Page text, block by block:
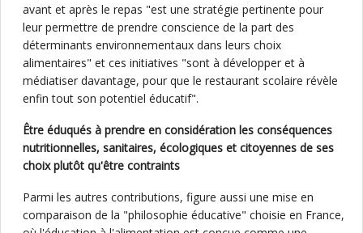
avant et après le repas "est une stratégie pertinente pour
leur permettre de prendre conscience de la part des
déterminants environnementaux dans leurs choix
alimentaires" et ces initiatives "sont à développer et à
médiatiser davantage, pour que le restaurant scolaire révèle
enfin tout son potentiel éducatif".
Être éduqués à prendre en considération les conséquences
nutritionnelles, sanitaires, écologiques et citoyennes de ses
choix plutôt qu'être contraints
Parmi les autres contributions, figure aussi une mise en
comparaison de la "philosophie éducative" choisie en France,